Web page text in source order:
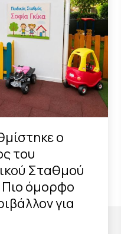
ο
του
Σταθμού
Πιο όμορφο
για